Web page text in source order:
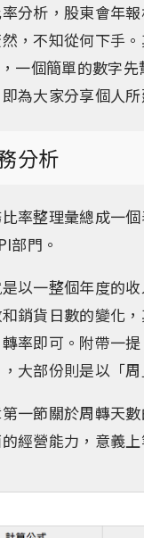
分析，股東會年
，不知從何下手
一個簡單的數字
為大家分享個人
分析
率整理彙總成一
部門。
以一整個年度的
銷貨日數的變化
率即可。附帶一
大部份則是以「
一節關於周轉天
經營能力，意義